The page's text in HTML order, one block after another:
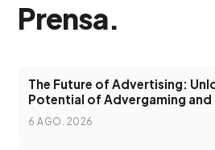
Prensa.
The Future of Advertising:
Potential of Advergaming
Advertising
6 AGO. 2026